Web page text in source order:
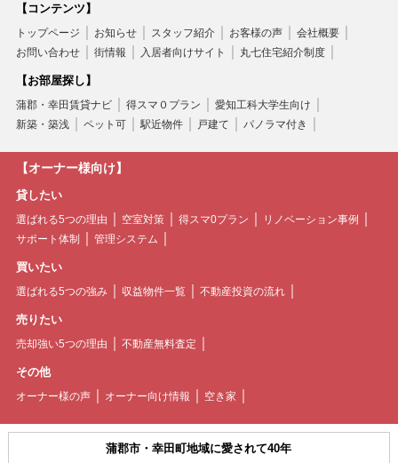
【コンテンツ】
トップページ お知らせ スタッフ紹介 お客様の声
会社概要
お問い合わせ
街情報 入居者向けサイト 丸七住宅紹介制度
【お部屋探し】
蒲郡・幸田賃貸ナビ 得スマ０プラン
愛知工科大学生向け
新築・築浅
ペット可 駅近物件 戸建て パノラマ付き
【オーナー様向け】
貸したい
選ばれる5つの理由 空室対策 得スマ0プラン
リノベーション事例
サポート体制
管理システム
買いたい
選ばれる5つの強み 収益物件一覧 不動産投資の流れ
売りたい
売却強い5つの理由 不動産無料査定
その他
オーナー様の声 オーナー向け情報 空き家
蒲郡市・幸田町地域に愛されて40年